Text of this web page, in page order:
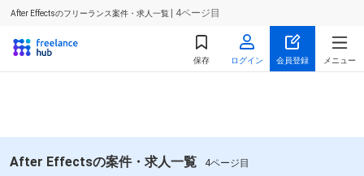
After Effectsのフリーランス案件・求人一覧 | 4ページ目
保存 ログイン 会員登録 メニュー
After Effectsの案件・求人一覧
4ページ目